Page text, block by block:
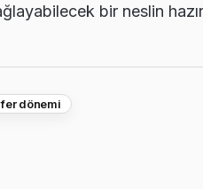
bir neslin
dönemi